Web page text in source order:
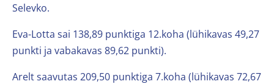
Selevko.
Eva-Lotta sai 138,89 punktiga 12.koha (lühikavas 49,27
punkti ja vabakavas 89,62 punkti).
Arelt saavutas 209,50 punktiga 7.koha (lühikavas 72,67